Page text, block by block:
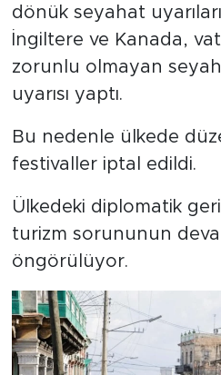
dönük seyahat
İngiltere ve Kanada,
zorunlu olmayan
uyarısı yaptı.
Bu nedenle ülkede
festivaller iptal edildi.
Ülkedeki diplomatik
turizm sorununun
öngörülüyor.